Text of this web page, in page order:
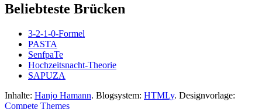
Beliebteste Brücken
3-2-1-0-Formel
PASTA
SenfpaTe
Hochzeitsnacht-Theorie
SAPUZA
Inhalte: Hanjo Hamann. Blogsystem: HTMLy. Designvorlage:
Compete Themes